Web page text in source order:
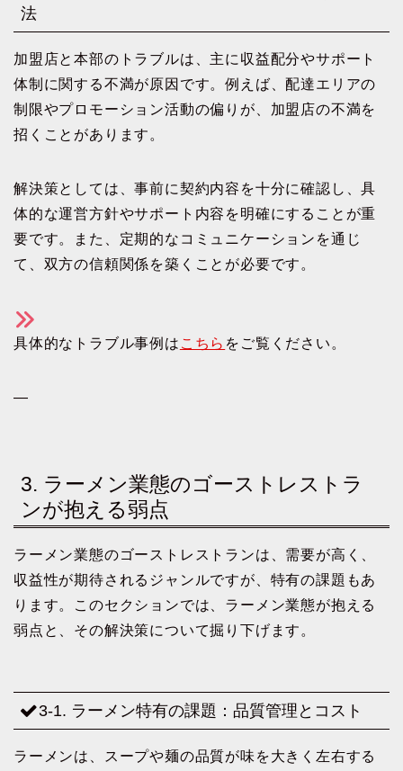
法
加盟店と本部のトラブルは、主に収益配分やサポート
体制に関する不満が原因です。例えば、配達エリアの
制限やプロモーション活動の偏りが、加盟店の不満を
招くことがあります。
解決策としては、事前に契約内容を十分に確認し、具
体的な運営方針やサポート内容を明確にすることが重
要です。また、定期的なコミュニケーションを通じ
て、双方の信頼関係を築くことが必要です。
具体的なトラブル事例は こちら をご覧ください。
—
3. ラーメン業態のゴーストレストラ
ンが抱える弱点
ラーメン業態のゴーストレストランは、需要が高く、
収益性が期待されるジャンルですが、特有の課題もあ
ります。このセクションでは、ラーメン業態が抱える
弱点と、その解決策について掘り下げます。
3-1. ラーメン特有の課題：品質管理とコスト
ラーメンは、スープや麺の品質が味を大きく左右する